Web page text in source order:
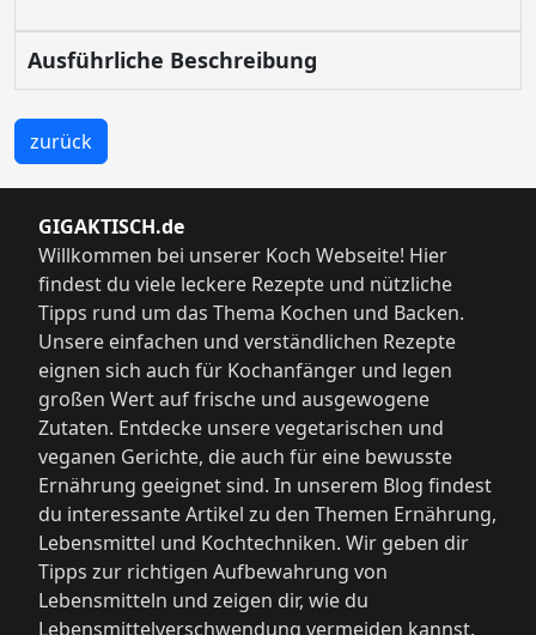
Ausführliche Beschreibung
zurück
GIGAKTISCH.de
Willkommen bei unserer Koch Webseite! Hier
findest du viele leckere Rezepte und nützliche
Tipps rund um das Thema Kochen und Backen.
Unsere einfachen und verständlichen Rezepte
eignen sich auch für Kochanfänger und legen
großen Wert auf frische und ausgewogene
Zutaten. Entdecke unsere vegetarischen und
veganen Gerichte, die auch für eine bewusste
Ernährung geeignet sind. In unserem Blog findest
du interessante Artikel zu den Themen Ernährung,
Lebensmittel und Kochtechniken. Wir geben dir
Tipps zur richtigen Aufbewahrung von
Lebensmitteln und zeigen dir, wie du
Lebensmittelverschwendung vermeiden kannst.